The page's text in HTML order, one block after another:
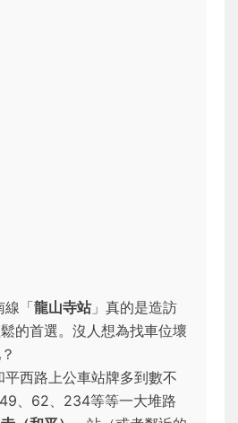
線「龍山寺站」真的是造訪
的首選。沒人想為找車位壞
平西路上公車站牌多到數不
、62、234等等一大堆路